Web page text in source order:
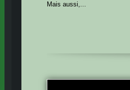
Mais aussi,...